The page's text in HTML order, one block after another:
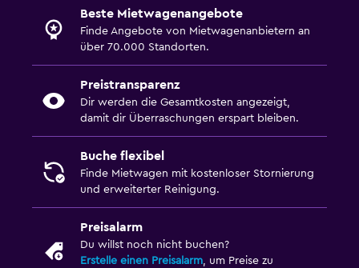
Beste Mietwagenangebote
Finde Angebote von Mietwagenanbietern an
über 70.000 Standorten.
Preistransparenz
Dir werden die Gesamtkosten angezeigt,
damit dir Überraschungen erspart bleiben.
Buche flexibel
Finde Mietwagen mit kostenloser Stornierung
und erweiterter Reinigung.
Preisalarm
Du willst noch nicht buchen?
Erstelle einen Preisalarm, um Preise zu